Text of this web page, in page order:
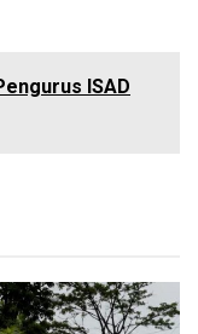
ISAD